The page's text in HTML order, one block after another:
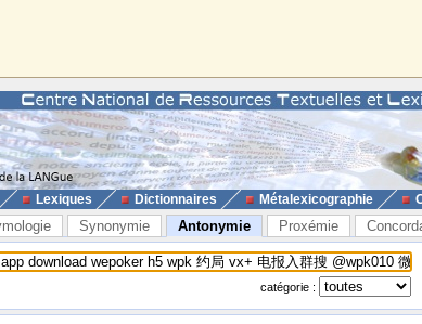
Lexiques Dictionnaires Métalexicographie
Synonymie Antonymie Proxémie
catégorie :